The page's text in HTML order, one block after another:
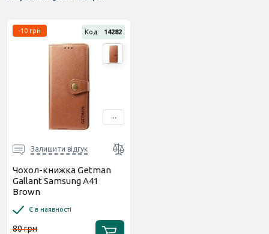
...
Код: 14282
-10 грн
Залишити відгук
Чохол-книжка Getman
Gallant Samsung A41
Brown
Є в наявності
80 грн